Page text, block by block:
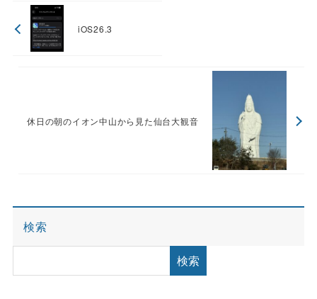
iOS26.3
休日の朝のイオン中山から見た仙台大観音
検索
検索